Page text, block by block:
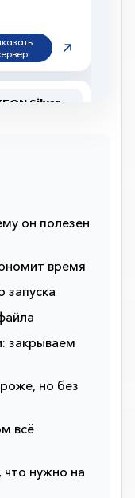
он полезен
время
запуска
закрываем
но без
всё
что нужно на